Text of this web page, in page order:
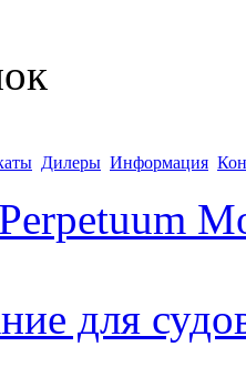
Дилеры Информация
для